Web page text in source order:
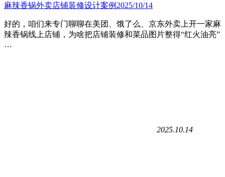
麻辣香锅外卖店铺装修设计案例2025/10/14
好的，咱们来专门聊聊在美团、饿了么、京东外卖上开一家麻
辣香锅线上店铺，为啥把店铺装修和菜品图片整得“红火油亮”
…
2025.10.14